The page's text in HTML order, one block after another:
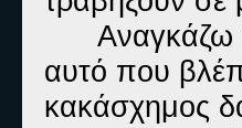
Αναγκάζω
αυτό που
κακάσχημος